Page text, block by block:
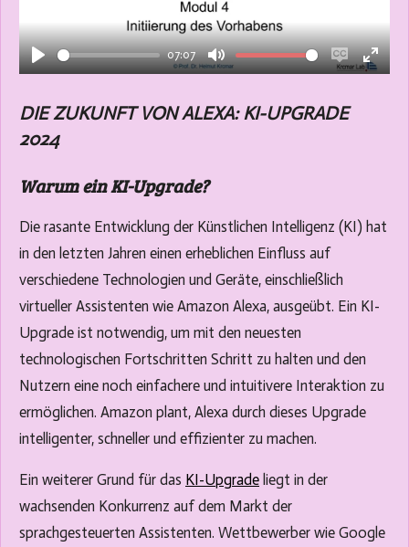
P
a
y
07:07
M
t
E
a
c
p
t
s
E
u
s
e
l
a
y
DIE ZUKUNFT VON ALEXA: KI-UPGRADE
2024
Warum ein KI-Upgrade?
Die rasante Entwicklung der Künstlichen Intelligenz (KI) hat
in den letzten Jahren einen erheblichen Einfluss auf
verschiedene Technologien und Geräte, einschließlich
virtueller Assistenten wie Amazon Alexa, ausgeübt. Ein KI-
Upgrade ist notwendig, um mit den neuesten
technologischen Fortschritten Schritt zu halten und den
Nutzern eine noch einfachere und intuitivere Interaktion zu
ermöglichen. Amazon plant, Alexa durch dieses Upgrade
intelligenter, schneller und effizienter zu machen.
Ein weiterer Grund für das KI-Upgrade liegt in der
wachsenden Konkurrenz auf dem Markt der
sprachgesteuerten Assistenten. Wettbewerber wie Google